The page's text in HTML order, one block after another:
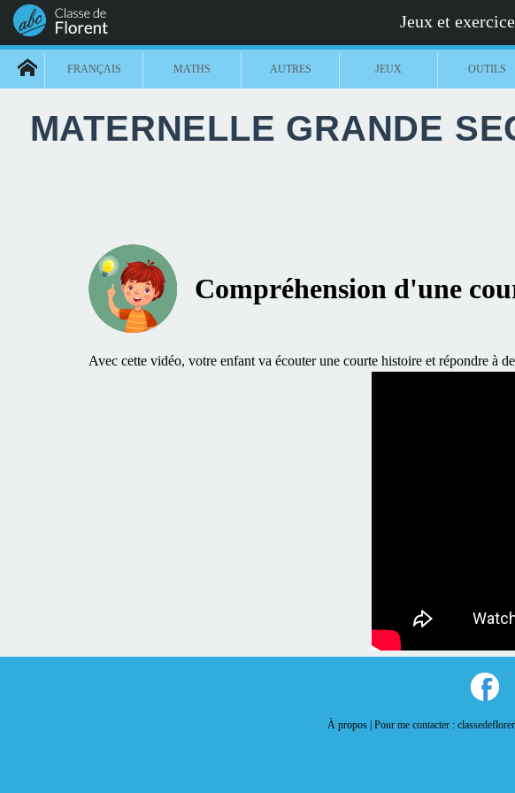
Jeux et
FRANÇAIS MATHS AUTRES JEUX OUTILS
MATERNELLE GRANDE
Compréhension d'une
Avec cette vidéo, votre enfant va écouter une courte histoire et répondre à
À propos | Pour me contacter :